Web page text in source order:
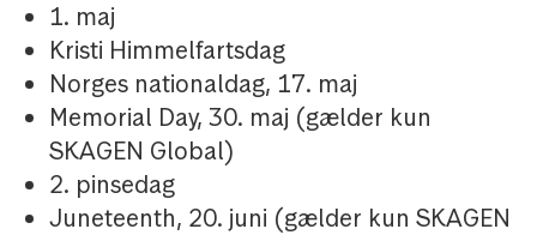
1. maj
Kristi Himmelfartsdag
Norges nationaldag, 17. maj
Memorial Day, 30. maj (gælder kun
SKAGEN Global)
2. pinsedag
Juneteenth, 20. juni (gælder kun SKAGEN